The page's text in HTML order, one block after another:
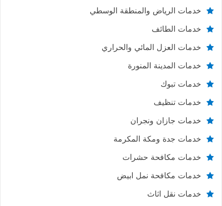
خدمات الرياض والمنطقة الوسطي
خدمات الطائف
خدمات العزل المائي والحراري
خدمات المدينة المنورة
خدمات تبوك
خدمات تنظيف
خدمات جازان ونجران
خدمات جدة ومكة المكرمة
خدمات مكافحة حشرات
خدمات مكافحة نمل ابيض
خدمات نقل اثاث